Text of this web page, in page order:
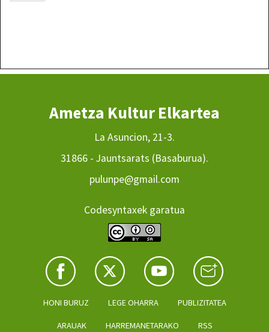
Ametza Kultur Elkartea
La Asuncion, 21-3.
31866 - Jauntsarats (Basaburua).
pulunpe@gmail.com
Codesyntaxek garatua
HONI BURUZ LEGE OHARRA PUBLIZITATEA
ARAUAK HARREMANETARAKO RSS